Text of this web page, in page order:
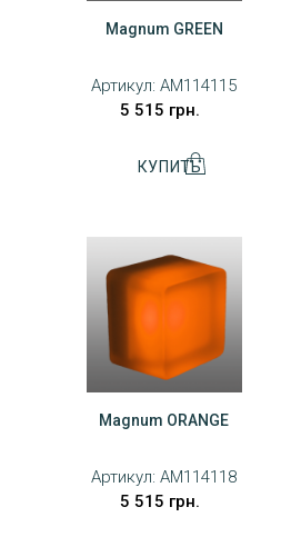
Magnum GREEN
Артикул: AM114115
5 515 грн.
Magnum ORANGE
Артикул: AM114118
5 515 грн.